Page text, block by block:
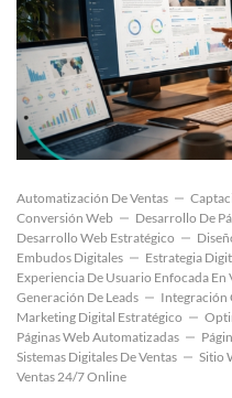
Automatización De Ventas
Conversión Web
Desarrollo De
Desarrollo Web Estratégico
Embudos Digitales
Estrategia
Experiencia De Usuario Enfocada En
Generación De Leads
Integración
Marketing Digital Estratégico
Páginas Web Automatizadas
Sistemas Digitales De Ventas
Sitio
Ventas 24/7 Online